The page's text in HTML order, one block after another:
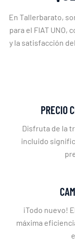
En Tallerbarato,
para el FIAT UNO,
y la satisfacción
PRECIO
Disfruta de la
incluido
¡Todo nuevo!
máxima